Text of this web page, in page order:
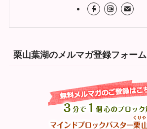
栗山葉湖のメルマガ登録フォーム